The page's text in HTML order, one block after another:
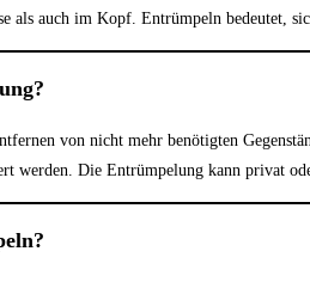
als auch im Kopf. Entrümpeln bedeutet,
von nicht mehr benötigten
werden. Die Entrümpelung kann privat